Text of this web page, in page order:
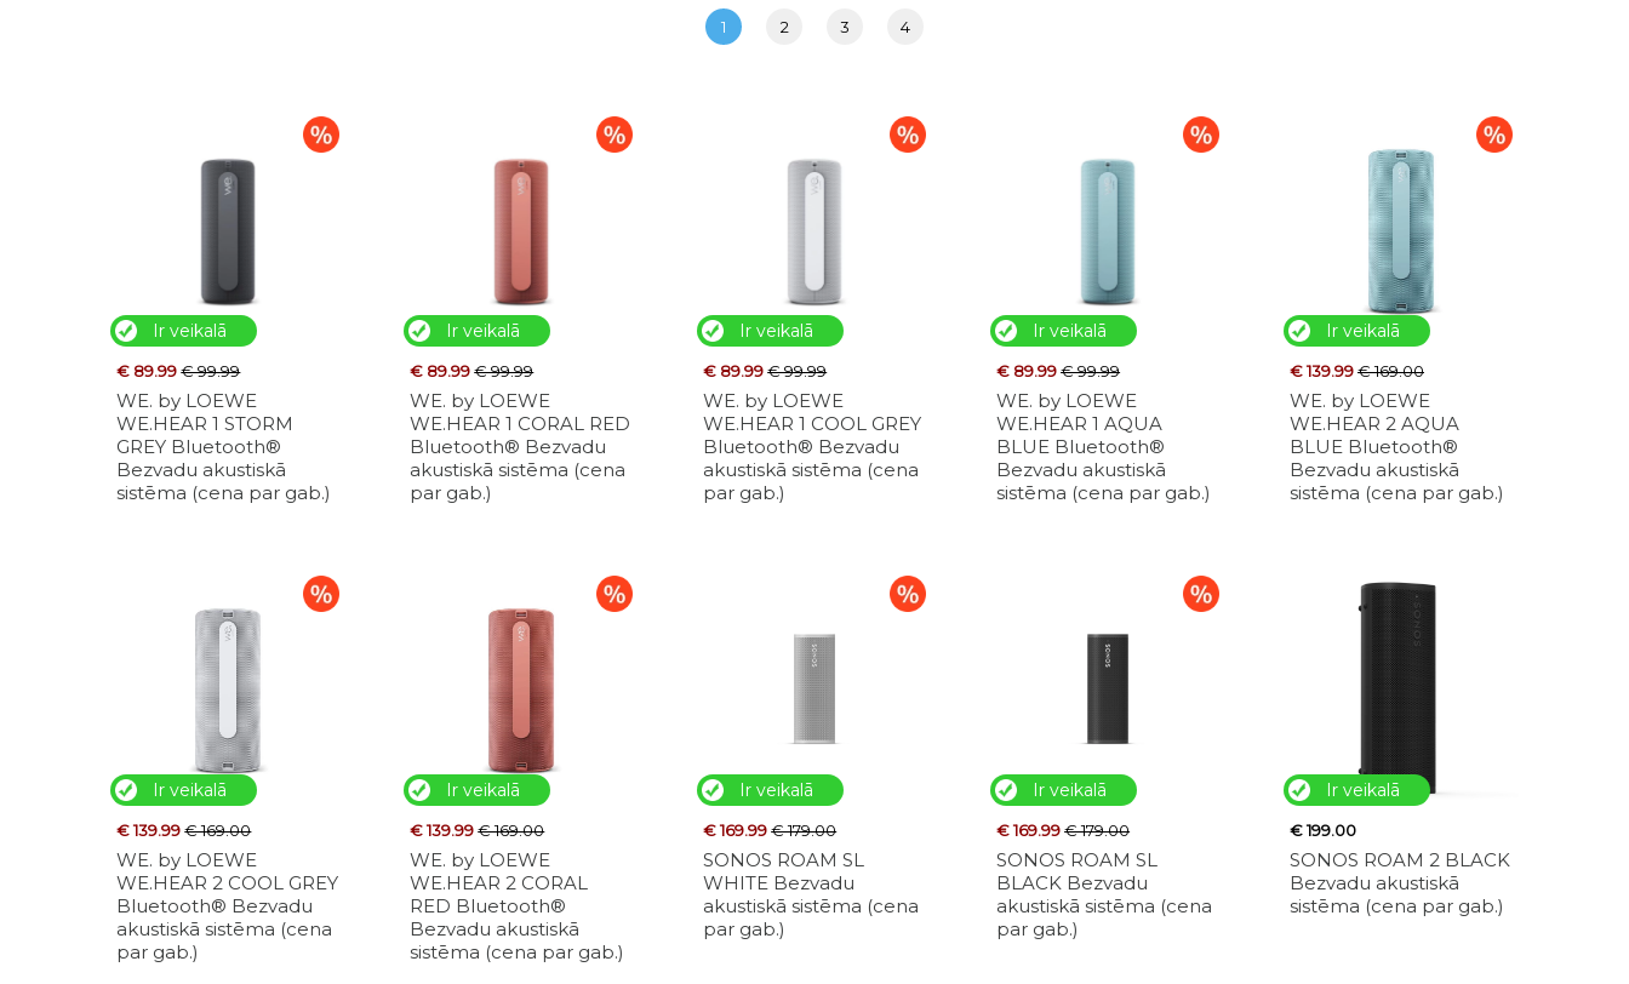
1 2 3 4
Ir veikalā
€ 89.99€ 99.99
WE. by LOEWE
WE.HEAR 1 STORM
GREY Bluetooth®
Bezvadu akustiskā
sistēma (cena par gab.)
Ir veikalā
€ 89.99€ 99.99
WE. by LOEWE
WE.HEAR 1 CORAL RED
Bluetooth® Bezvadu
akustiskā sistēma (cena
par gab.)
Ir veikalā
€ 89.99€ 99.99
WE. by LOEWE
WE.HEAR 1 COOL GREY
Bluetooth® Bezvadu
akustiskā sistēma (cena
par gab.)
Ir veikalā
€ 89.99€ 99.99
WE. by LOEWE
WE.HEAR 1 AQUA
BLUE Bluetooth®
Bezvadu akustiskā
sistēma (cena par gab.)
Ir veikalā
€ 139.99€ 169.00
WE. by LOEWE
WE.HEAR 2 AQUA
BLUE Bluetooth®
Bezvadu akustiskā
sistēma (cena par gab.)
Ir veikalā
€ 139.99€ 169.00
WE. by LOEWE
WE.HEAR 2 COOL GREY
Bluetooth® Bezvadu
akustiskā sistēma (cena
par gab.)
Ir veikalā
€ 139.99€ 169.00
WE. by LOEWE
WE.HEAR 2 CORAL
RED Bluetooth®
Bezvadu akustiskā
sistēma (cena par gab.)
Ir veikalā
€ 169.99€ 179.00
SONOS ROAM SL
WHITE Bezvadu
akustiskā sistēma (cena
par gab.)
Ir veikalā
€ 169.99€ 179.00
SONOS ROAM SL
BLACK Bezvadu
akustiskā sistēma (cena
par gab.)
Ir veikalā
€ 199.00
SONOS ROAM 2 BLACK
Bezvadu akustiskā
sistēma (cena par gab.)